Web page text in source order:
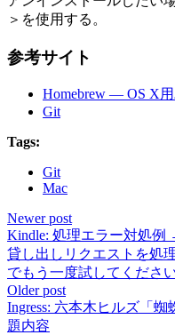
＞を使用する。
参考サイト
Homebrew — OS X
Git
Tags:
Git
Mac
Newer post
Kindle: 処理エラー対処
貸し出しリクエストを処
でもう一度試してください
Older post
Ingress: 六本木ヒルズ「蜘
題内容